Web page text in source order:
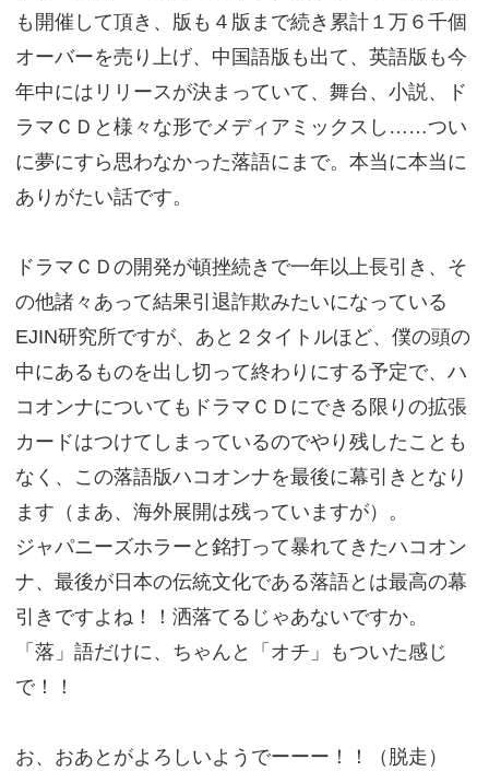
も開催して頂き、版も４版まで続き累計１万６千個
オーバーを売り上げ、中国語版も出て、英語版も今
年中にはリリースが決まっていて、舞台、小説、ド
ラマＣＤと様々な形でメディアミックスし……つい
に夢にすら思わなかった落語にまで。本当に本当に
ありがたい話です。
ドラマＣＤの開発が頓挫続きで一年以上長引き、そ
の他諸々あって結果引退詐欺みたいになっている
EJIN研究所ですが、あと２タイトルほど、僕の頭の
中にあるものを出し切って終わりにする予定で、ハ
コオンナについてもドラマＣＤにできる限りの拡張
カードはつけてしまっているのでやり残したことも
なく、この落語版ハコオンナを最後に幕引きとなり
ます（まあ、海外展開は残っていますが）。
ジャパニーズホラーと銘打って暴れてきたハコオン
ナ、最後が日本の伝統文化である落語とは最高の幕
引きですよね！！洒落てるじゃあないですか。
「落」語だけに、ちゃんと「オチ」もついた感じ
で！！
お、おあとがよろしいようでーーー！！（脱走）